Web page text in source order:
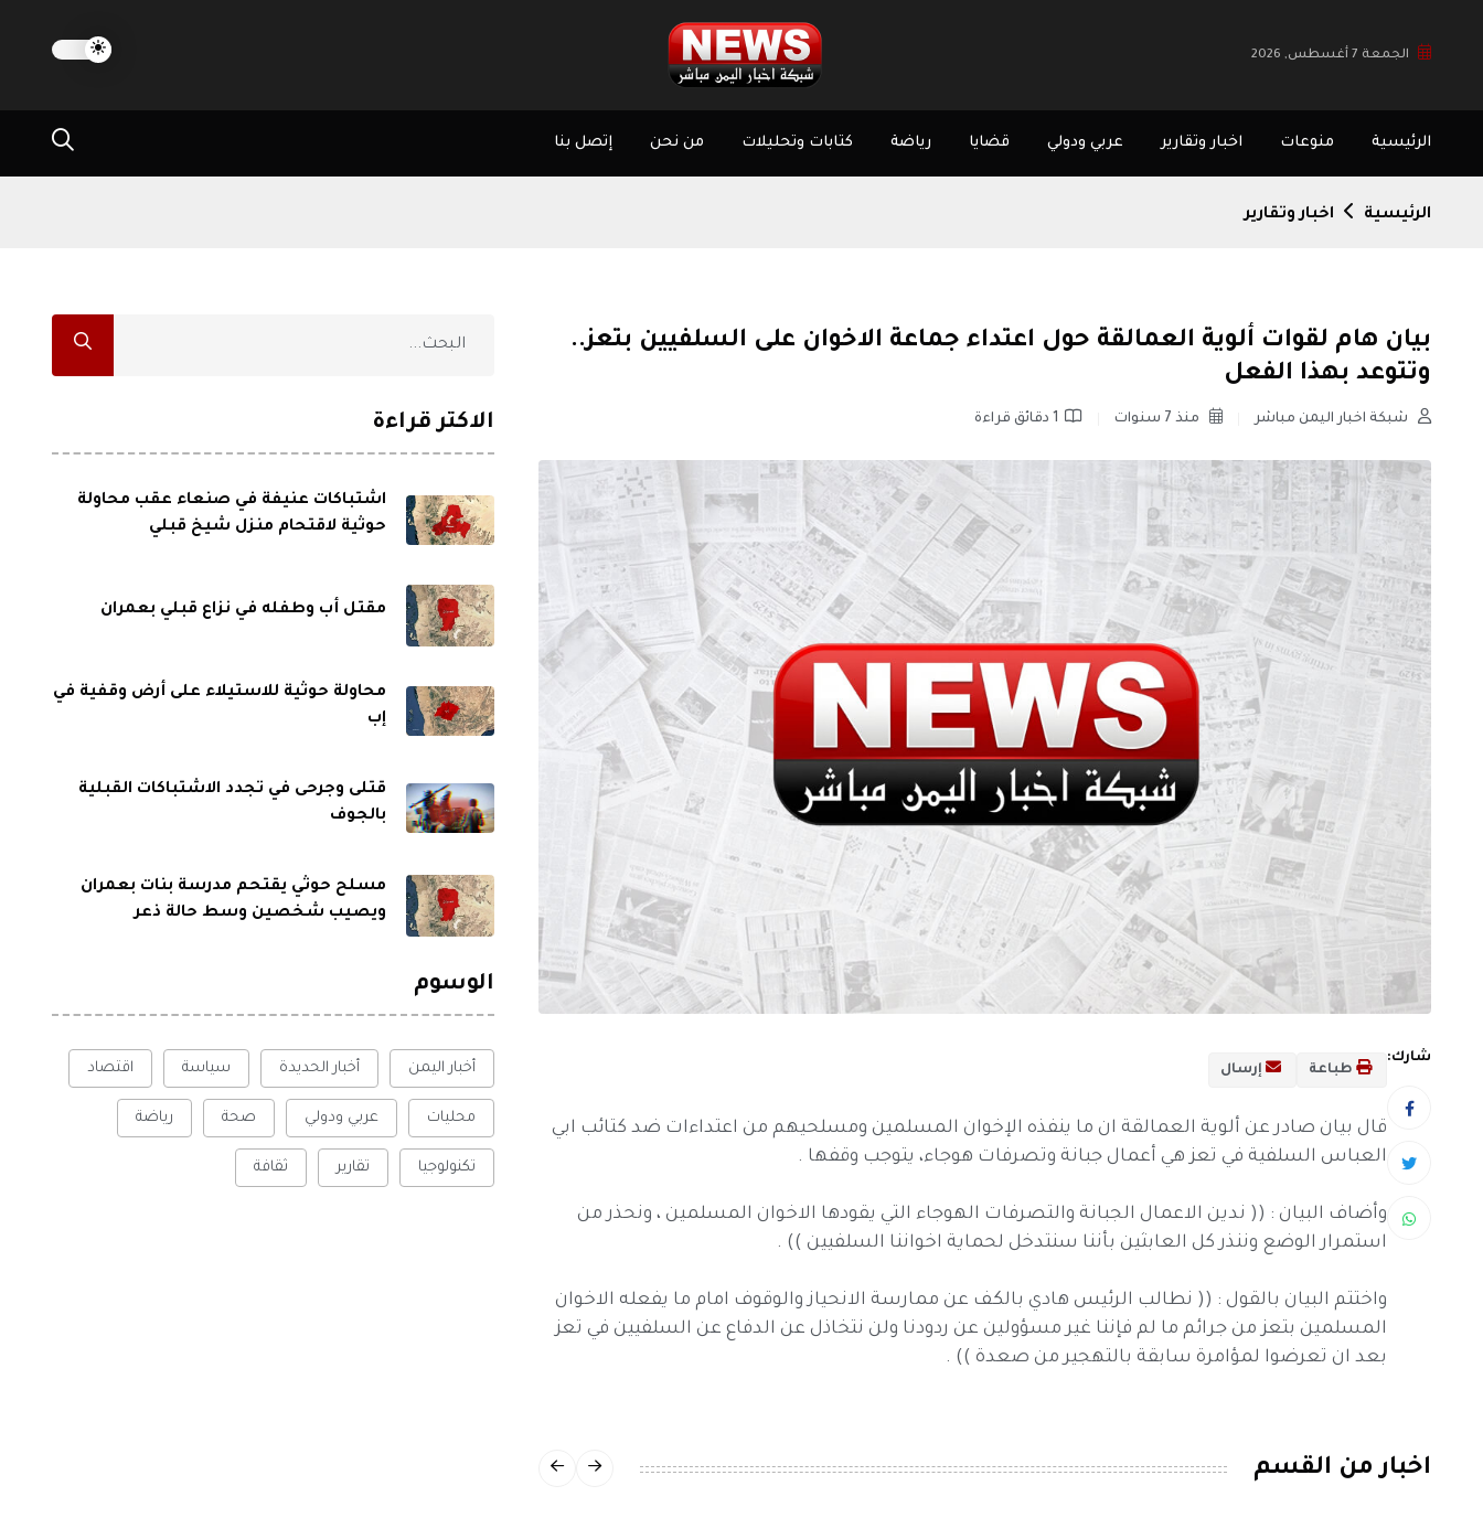
الجمعة 7 أغسطس, 2026
الرئيسية منوعات اخبار وتقارير عربي ودولي قضايا رياضة كتابات وتحليلات من نحن إتصل بنا
الرئيسية اخبار وتقارير
بيان هام لقوات ألوية العمالقة حول اعتداء جماعة الاخوان على السلفيين بتعز..
وتتوعد بهذا الفعل
شبكة اخبار اليمن مباشر منذ 7 سنوات 1 دقائق قراءة
شارك:
طباعة إرسال
قال بيان صادر عن ألوية العمالقة ان ما ينفذه الإخوان المسلمين ومسلحيهم من اعتداءات ضد كتائب ابي
العباس السلفية في تعز هي أعمال جبانة وتصرفات هوجاء، يتوجب وقفها .
وأضاف البيان : (( ندين الاعمال الجبانة والتصرفات الهوجاء التي يقودها الاخوان المسلمين ، ونحذر من
استمرار الوضع وننذر كل العابثين بأننا سنتدخل لحماية اخواننا السلفيين )) .
واختتم البيان بالقول : (( نطالب الرئيس هادي بالكف عن ممارسة الانحياز والوقوف امام ما يفعله الاخوان
المسلمين بتعز من جرائم ما لم فإننا غير مسؤولين عن ردودنا ولن نتخاذل عن الدفاع عن السلفيين في تعز
بعد ان تعرضوا لمؤامرة سابقة بالتهجير من صعدة )) .
اخبار من القسم
الاكثر قراءة
اشتباكات عنيفة في صنعاء عقب محاولة
حوثية لاقتحام منزل شيخ قبلي
مقتل أب وطفله في نزاع قبلي بعمران
محاولة حوثية للاستيلاء على أرض وقفية في
إب
قتلى وجرحى في تجدد الاشتباكات القبلية
بالجوف
مسلح حوثي يقتحم مدرسة بنات بعمران
ويصيب شخصين وسط حالة ذعر
الوسوم
أخبار اليمن أخبار الحديدة سياسة اقتصاد
محليات عربي ودولي صحة رياضة
تكنولوجيا تقارير ثقافة